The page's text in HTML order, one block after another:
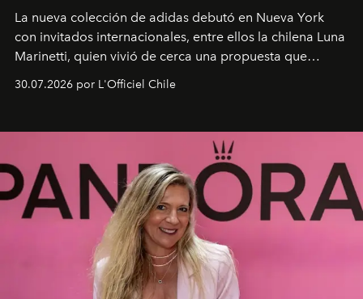
La nueva colección de adidas debutó en Nueva York
con invitados internacionales, entre ellos la chilena Luna
Marinetti, quien vivió de cerca una propuesta que
30.07.2026 por L'Officiel Chile